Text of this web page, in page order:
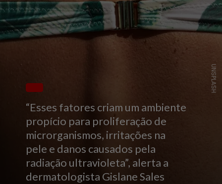
“Esses fatores criam um ambiente
propício para proliferação de
microrganismos, irritações na
pele e danos causados pela
radiação ultravioleta”, alerta a
dermatologista Gislane Sales
UNSPLASH